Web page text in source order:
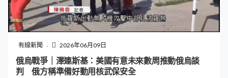
判詞指，聯邦稅款不一定要經國稅局徵收，並引用最高法
院今年2月推翻華府關稅措施的裁決，指由國土安全部徵收
的關稅憲法上亦是稅收。 司法部回應裁決，強調華府決心
保障美國勞工，全力支持總統的「美國優先」政策，揚言
繼續追究濫用H-1B簽證的企業。 H-1B每年有8萬5千個配
額，主要分配給矽谷科企聘請外國工程師，前年逾7成申請
有線新聞 2026年06月09日
俄烏戰爭｜澤連斯基：美國有意未來數周推動俄烏談
判 俄方稱準備好動用核武保安全